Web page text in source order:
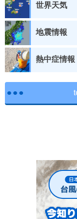
世界天気
地震情報
熱中症情報